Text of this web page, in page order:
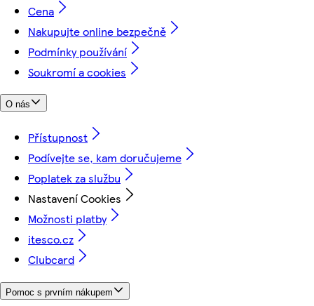
Cena
Nakupujte online bezpečně
Podmínky používání
Soukromí a cookies
O nás
Přístupnost
Podívejte se, kam doručujeme
Poplatek za službu
Nastavení Cookies
Možnosti platby
itesco.cz
Clubcard
Pomoc s prvním nákupem